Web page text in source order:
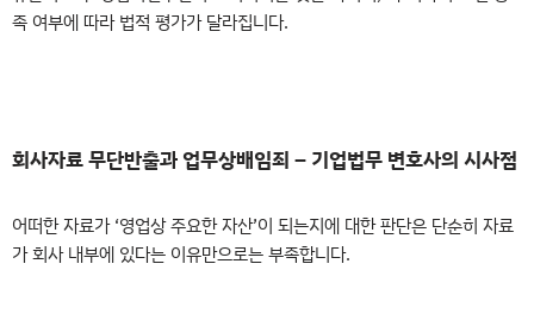
족 여부에 따라 법적 평가가 달라집니다.
회사자료 무단반출과 업무상배임죄 – 기업법무 변호사의 시사점
어떠한 자료가 ‘영업상 주요한 자산’이 되는지에 대한 판단은 단순히 자료
가 회사 내부에 있다는 이유만으로는 부족합니다.